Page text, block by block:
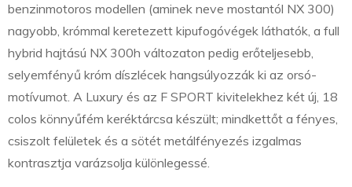
benzinmotoros modellen (aminek neve mostantól NX 300)
nagyobb, krómmal keretezett kipufogóvégek láthatók, a full
hybrid hajtású NX 300h változaton pedig erőteljesebb,
selyemfényű króm díszlécek hangsúlyozzák ki az orsó-
motívumot. A Luxury és az F SPORT kivitelekhez két új, 18
colos könnyűfém keréktárcsa készült; mindkettőt a fényes,
csiszolt felületek és a sötét metálfényezés izgalmas
kontrasztja varázsolja különlegessé.